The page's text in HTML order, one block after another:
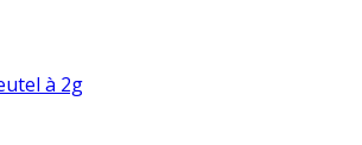
à 2g